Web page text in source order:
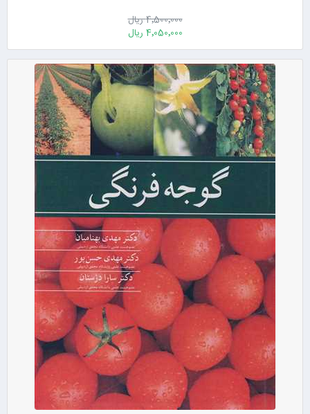
4٬500٬000 ریال
4٬050٬000 ریال